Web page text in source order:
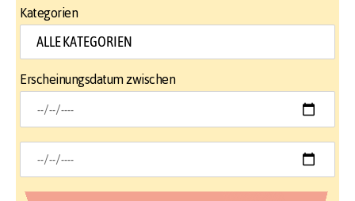
Kategorien
Erscheinungsdatum zwischen